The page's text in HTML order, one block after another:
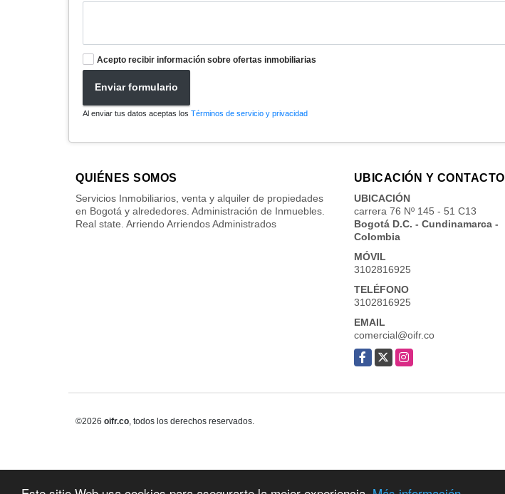
Acepto recibir información sobre ofertas inmobiliarias
Enviar formulario
Al enviar tus datos aceptas los Términos de servicio y privacidad
QUIÉNES SOMOS
Servicios Inmobiliarios, venta y alquiler de propiedades
en Bogotá y alrededores. Administración de Inmuebles.
Real state. Arriendo Arriendos Administrados
UBICACIÓN Y CONTACTO
UBICACIÓN
carrera 76 Nº 145 - 51 C13
Bogotá D.C. - Cundinamarca -
Colombia
MÓVIL
3102816925
TELÉFONO
3102816925
EMAIL
comercial@oifr.co
Facebook
X Instagram
©2026 oifr.co, todos los derechos reservados.